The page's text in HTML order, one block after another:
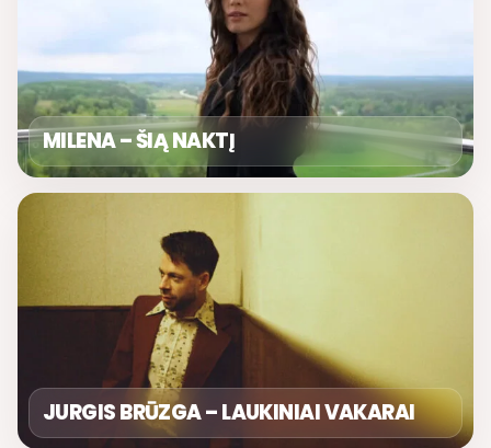
MILENA – ŠIĄ NAKTĮ
JURGIS BRŪZGA – LAUKINIAI VAKARAI